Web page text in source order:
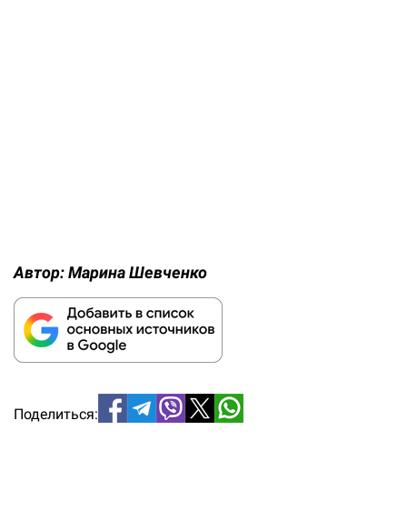
Автор:Марина Шевченко
Поделиться: